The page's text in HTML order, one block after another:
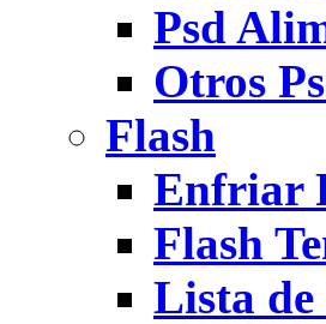
Psd
Otros
Flash
Enfriar
Flash
Lista de